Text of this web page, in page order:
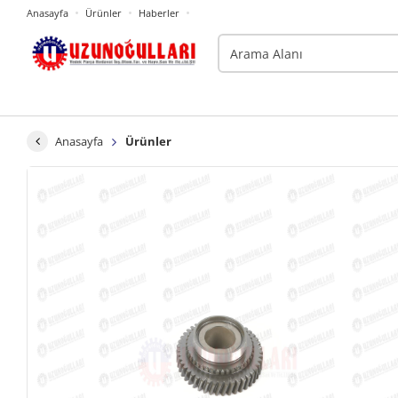
Anasayfa Ürünler Haberler
Anasayfa Ürünler